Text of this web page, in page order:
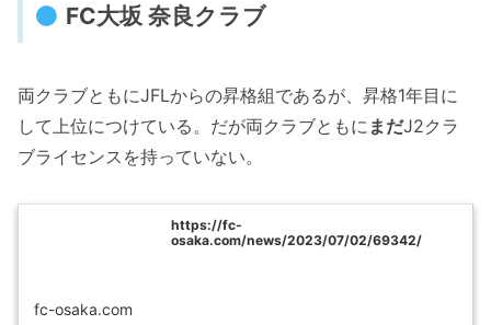
FC大坂 奈良クラブ
両クラブともにJFLからの昇格組であるが、昇格1年目に
して上位につけている。だが両クラブともに まだJ2クラ
ブライセンスを持っていない。
https://fc-
osaka.com/news/2023/07/02/69342/
fc-osaka.com